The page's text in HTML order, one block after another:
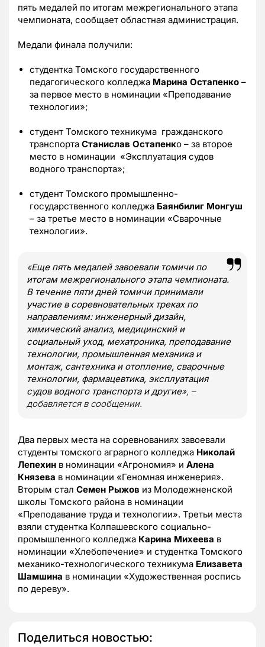
пять медалей по итогам межрегионального этапа
чемпионата, сообщает областная администрация.
Медали финала получили:
студентка Томского государственного
педагогического колледжа Марина Остапенко –
за первое место в номинации «Преподавание
технологии»;
студент Томского техникума гражданского
транспорта Станислав Остапенко – за второе
место в номинации «Эксплуатация судов
водного транспорта»;
студент Томского промышленно-
государственного колледжа Баянбилиг Монгуш
– за третье место в номинации «Сварочные
технологии».
«Еще пять медалей завоевали томичи по
итогам межрегионального этапа чемпионата.
В течение пяти дней томичи принимали
участие в соревновательных треках по
направлениям: инженерный дизайн,
химический анализ, медицинский и
социальный уход, мехатроника, преподавание
технологии, промышленная механика и
монтаж, сантехника и отопление, сварочные
технологии, фармацевтика, эксплуатация
судов водного транспорта и другие», –
добавляется в сообщении.
Два первых места на соревнованиях завоевали
студенты томского аграрного колледжа Николай
Лепехин в номинации «Агрономия» и Алена
Князева в номинации «Геномная инженерия».
Вторым стал Семен Рыжов из Молодежненской
школы Томского района в номинации
«Преподавание труда и технологии». Третьи места
взяли студентка Колпашевского социально-
промышленного колледжа Карина Михеева в
номинации «Хлебопечение» и студентка Томского
механико-технологического техникума Елизавета
Шамшина в номинации «Художественная роспись
по дереву».
Поделиться новостью: